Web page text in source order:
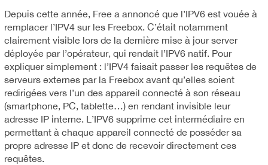
Depuis cette année, Free a annoncé que l’IPV6 est vouée à
remplacer l’IPV4 sur les Freebox. C’était notamment
clairement visible lors de la dernière mise à jour server
déployée par l’opérateur, qui rendait l’IPV6 natif. Pour
expliquer simplement : l’IPV4 faisait passer les requêtes de
serveurs externes par la Freebox avant qu’elles soient
redirigées vers l’un des appareil connecté à son réseau
(smartphone, PC, tablette…) en rendant invisible leur
adresse IP interne. L’IPV6 supprime cet intermédiaire en
permettant à chaque appareil connecté de posséder sa
propre adresse IP et donc de recevoir directement ces
requêtes.